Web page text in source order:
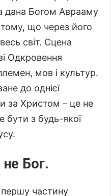
дана Богом Аврааму
тому, що через його
світ. Сцена
Одкровення
мов і культур.
до однієї
за Христом – це не
бути з будь-якої
Бог.
частину